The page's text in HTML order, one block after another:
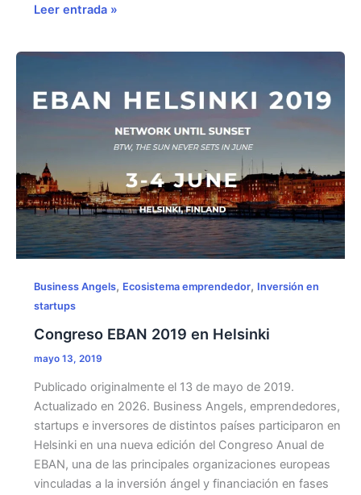
Importancia
Business
España
Leer entrada »
Business Angels, Ecosistema emprendedor, Inversión en
startups
Congreso EBAN 2019 en Helsinki
mayo 13, 2019
Publicado originalmente el 13 de mayo de 2019.
Actualizado en 2026. Business Angels, emprendedores,
startups e inversores de distintos países participaron en
Helsinki en una nueva edición del Congreso Anual de
EBAN, una de las principales organizaciones europeas
vinculadas a la inversión ángel y financiación en fases